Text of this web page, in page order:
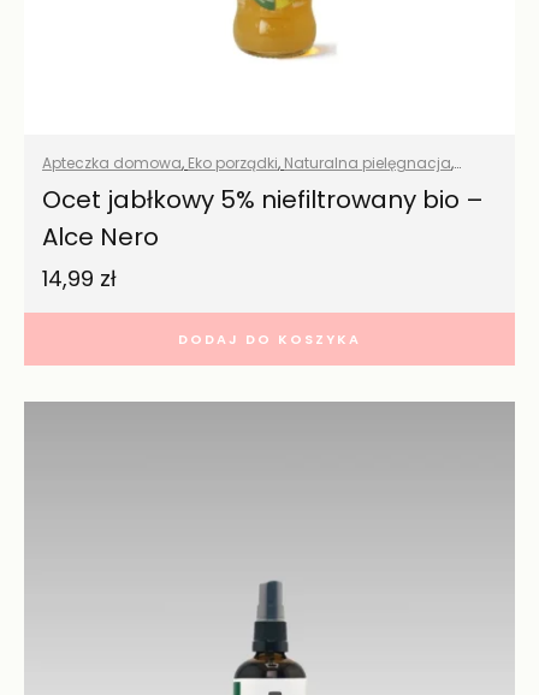
Apteczka domowa, Eko porządki, Naturalna pielęgnacja,
Naturalne suplementy Pielęgnacja włosów ,Pranie Przyprawy i
Środki czystości ,Suplementacja podstawowa
Wszystkie produkty
Ocet jabłkowy 5% niefiltrowany bio –
Alce Nero
14,99 zł
DODAJ DO KOSZYKA